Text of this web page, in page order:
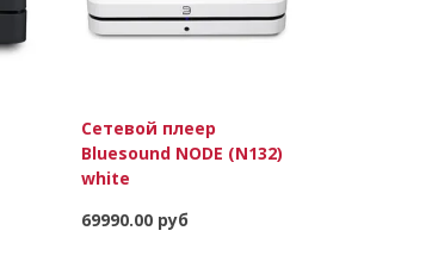
Сетевой плеер
Bluesound NODE (N132)
white
69990.00 руб